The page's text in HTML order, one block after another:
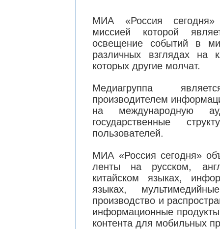
МИА «Россия сегодня»
миссией которой
освещение событий в
различных взглядах на
которых другие молчат.
Медиагруппа
производителем
на международную
государственные
пользователей.
МИА «Россия сегодня»
ленты на русском,
китайском языках,
языках,
производство и
информационные
контента для мобильных